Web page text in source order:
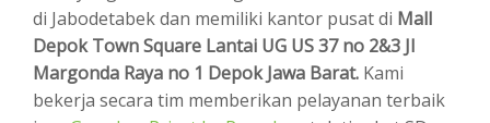
di Jabodetabek dan memiliki kantor pusat di Mall
Depok Town Square Lantai UG US 37 no 2&3 Jl
Margonda Raya no 1 Depok Jawa Barat. Kami
bekerja secara tim memberikan pelayanan terbaik